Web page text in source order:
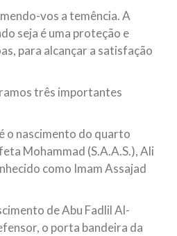
vos a temência. A
seja é uma proteção e
para alcançar a satisfação
três importantes
o nascimento do quarto
Mohammad (S.A.A.S.), Ali
como Imam Assajad
de Abu Fadlil Al-
o porta bandeira da